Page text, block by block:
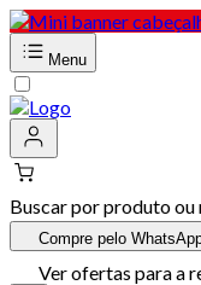
Menu
Buscar por produto ou
Compre pelo
Ver ofertas para a